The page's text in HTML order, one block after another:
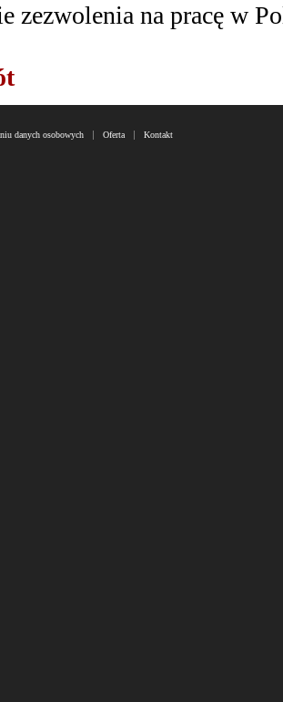
zezwolenia na pracę w
danych osobowych Oferta Kontakt